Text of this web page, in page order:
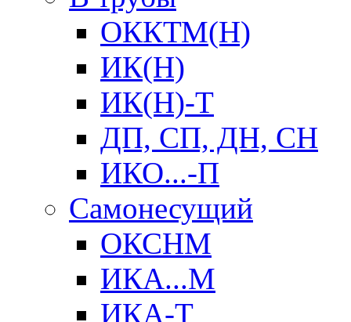
ОККТМ(Н)
ИК(Н)
ИК(Н)-Т
ДП, СП, ДН, СН
ИКО...-П
Самонесущий
ОКСНМ
ИКА...М
ИКА-Т